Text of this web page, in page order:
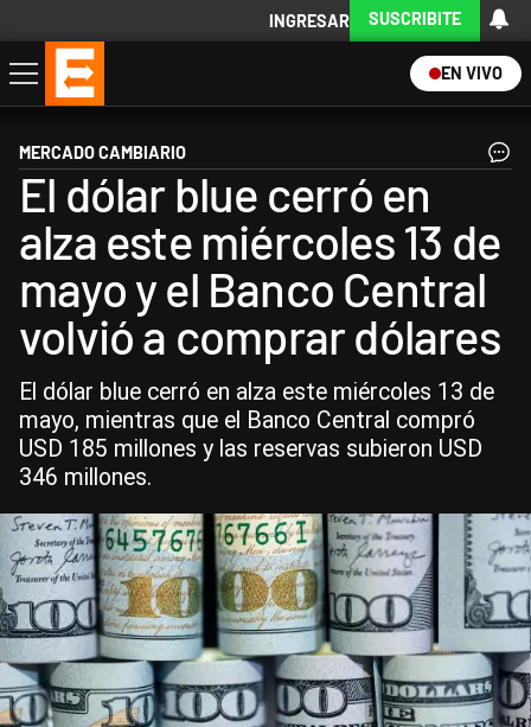
INGRESAR SUSCRIBITE
EN VIVO
Economía
Política
Internacional
Actualidad
Descargá la App
MERCADO CAMBIARIO
El dólar blue cerró en
alza este miércoles 13 de
mayo y el Banco Central
volvió a comprar dólares
El dólar blue cerró en alza este miércoles 13 de
mayo, mientras que el Banco Central compró
USD 185 millones y las reservas subieron USD
346 millones.